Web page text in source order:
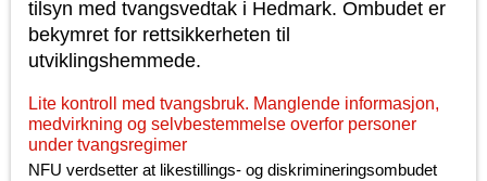
tilsyn med tvangsvedtak i Hedmark. Ombudet er
bekymret for rettsikkerheten til
utviklingshemmede.
Lite kontroll med tvangsbruk. Manglende informasjon,
medvirkning og selvbestemmelse overfor personer
under tvangsregimer
NFU verdsetter at likestillings- og diskrimineringsombudet